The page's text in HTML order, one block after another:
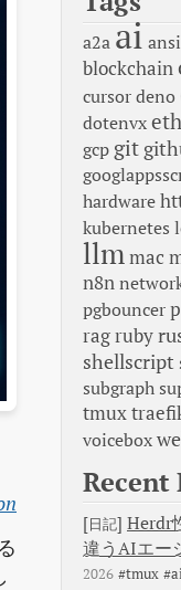
a2aai
blockchain
cursordeno
dotenvx
gcp git
hardware
kubernetes
llm mac
n8n
pgbouncer
ragruby
shellscript
subgraph
tmux
voicebox
Recent
[ 日記] Herdr
違うAIエー
2026 #tmux